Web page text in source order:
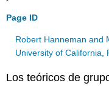
Page ID
Robert Hanneman and
University of California,
Los teóricos de